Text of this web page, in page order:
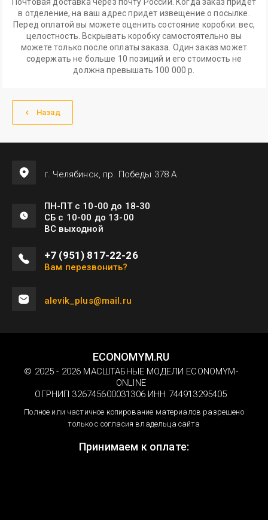
в отделение, на ваш адрес придет извещение о посылке.
Перед оплатой вы можете оценить состояние коробки: вес,
целостность. Вскрывать коробку самостоятельно вы
можете только после оплаты заказа. Один заказ может
содержать не больше 10 позиций и его стоимость не
должна превышать 100 000 р.
Назад
г. Челябинск, пр. Победы 378 А
ПН-ПТ с 10-00 до 18-30
СБ с 10-00 до 13-00
ВС выходной
+7 (951) 817-22-26
Вам перезвонить?
alevik_plus@mail.ru
ECONOMYM.RU
© 2025 - 2026 МАСШТАБНЫЕ МОДЕЛИ ECONOMYM-
ONLINE
ОГРНИП 326745600031306 ИНН 744913295405
Полное или частичное копирование материалов разрешено
только с согласия владельца сайта
Принимаем к оплате: